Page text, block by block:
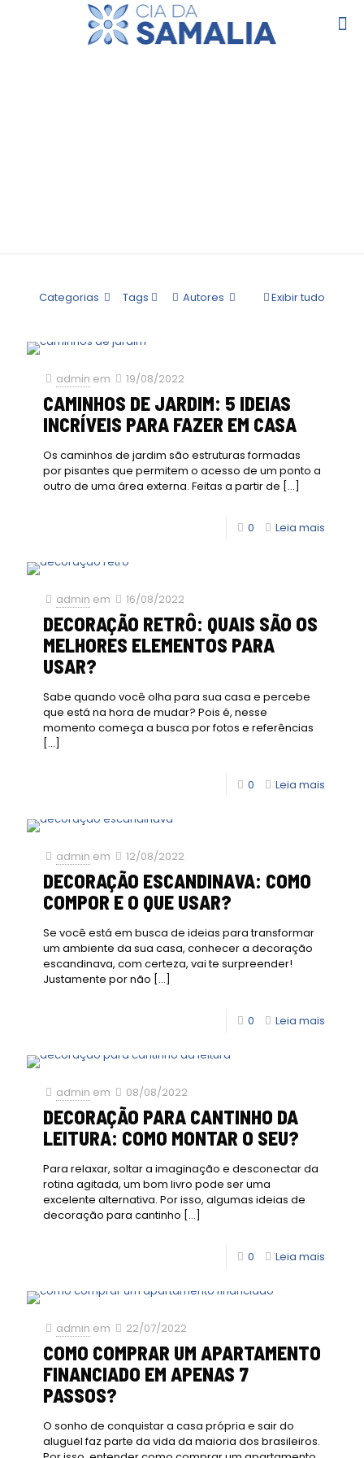
Categorias Tags Autores Exibir tudo
admin em 19/08/2022
CAMINHOS DE JARDIM: 5 IDEIAS
INCRÍVEIS PARA FAZER EM CASA
Os caminhos de jardim são estruturas formadas
por pisantes que permitem o acesso de um ponto a
outro de uma área externa. Feitas a partir de […]
0 Leia mais
admin em 16/08/2022
DECORAÇÃO RETRÔ: QUAIS SÃO OS
MELHORES ELEMENTOS PARA
USAR?
Sabe quando você olha para sua casa e percebe
que está na hora de mudar? Pois é, nesse
momento começa a busca por fotos e referências
[…]
0 Leia mais
admin em 12/08/2022
DECORAÇÃO ESCANDINAVA: COMO
COMPOR E O QUE USAR?
Se você está em busca de ideias para transformar
um ambiente da sua casa, conhecer a decoração
escandinava, com certeza, vai te surpreender!
Justamente por não […]
0 Leia mais
admin em 08/08/2022
DECORAÇÃO PARA CANTINHO DA
LEITURA: COMO MONTAR O SEU?
Para relaxar, soltar a imaginação e desconectar da
rotina agitada, um bom livro pode ser uma
excelente alternativa. Por isso, algumas ideias de
decoração para cantinho […]
0 Leia mais
admin em 22/07/2022
COMO COMPRAR UM APARTAMENTO
FINANCIADO EM APENAS 7
PASSOS?
O sonho de conquistar a casa própria e sair do
aluguel faz parte da vida da maioria dos brasileiros.